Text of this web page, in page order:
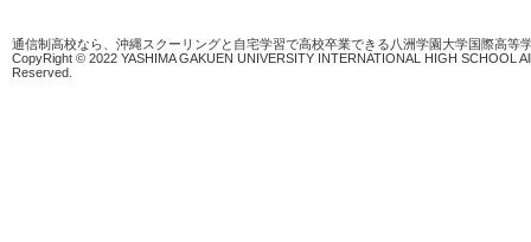
通信制高校なら、沖縄スクーリングと自宅学習で高校卒業できる八洲学園大学国際高等
CopyRight © 2022 YASHIMA GAKUEN UNIVERSITY INTERNATIONAL HIGH SCHOOL
Reserved.